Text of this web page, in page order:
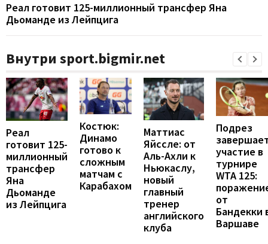
Реал готовит 125-миллионный трансфер Яна
Дьоманде из Лейпцига
Внутри sport.bigmir.net
Реал
готовит 125-
миллионный
трансфер
Яна
Дьоманде
из Лейпцига
Костюк:
Динамо
готово к
сложным
матчам с
Карабахом
Маттиас
Яйссле: от
Аль-Ахли к
Ньюкаслу,
новый
главный
тренер
английского
клуба
Подрез
участие в
турнире
WTA 125:
от
Бандекки
Варшаве